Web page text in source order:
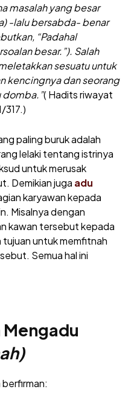
masalah yang besar
-lalu bersabda- benar
“Padahal
besar.”). Salah
sesuatu untuk
kencingnya dan seorang
domba.”( Hadits riwayat
317.)
paling buruk adalah
lelaki tentang istrinya
untuk merusak
Demikian juga adu
karyawan kepada
Misalnya dengan
kawan tersebut kepada
untuk memfitnah
Semua hal ini
berfirman: